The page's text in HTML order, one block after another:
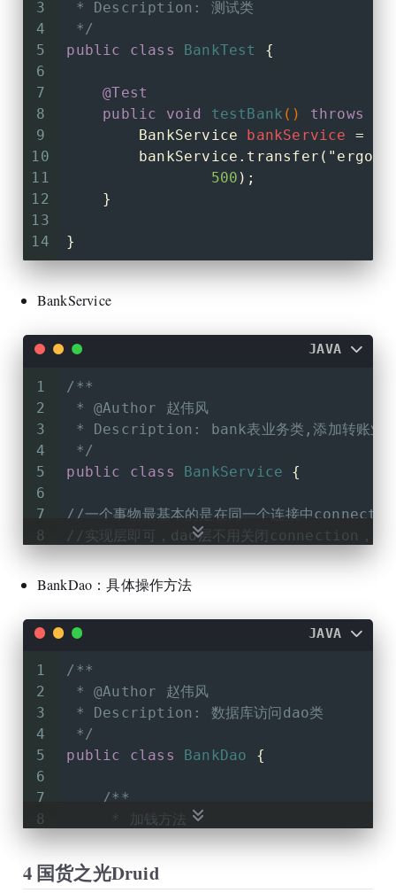
46
47
48
49
50
51
//7.结果集解析
//8.释放资源
    connection.close();
32
33
34
35
36
37
38
39
40
41
42
43
44
47
48
50
51
52
53
54
55
57
59
61
63
64
65
66
67
接下来的其他操作和数据库故障不应该对其有任
// 事务类型
自动提交 : 每条语句自动存储一个事务中,执
手动提交:  手动开启事务,添加语句,手动提交
// sql开启事务方式【事务都在一个连接中】
针对自动提交: 关闭自动提交即可,多条语句
      # 只有当前连接有效
      # 编写SQL语句即可
      SQL
      #手动提交或者回滚 【结束当前的事务】
手动开启事务: 开启事务代码,添加SQL语句,
// 呼应jdbc技术
    connection.setAutoCommit(
//connection.setAutoCommit(false)
//注意,只要当前connection对象,进行数据
//statement - 单一的数据库动作 c
    connection.commit();
  }
catch(Execption e){
    connection.rollback();
  }
3
4
5
6
7
8
9
10
11
12
13
14
* Description: 测试类
*/
public
class BankTest {
@Test
public
void testBank () throws
BankService
bankService =
        bankService.transfer(
500 );
    }
}
BankService
JAVA
1
2
3
4
5
6
7
8
10
12
13
14
15
16
17
18
19
20
21
22
24
/**
* @Author 赵伟风
* Description: bank表业务类,添加转账业
*/
public
class BankService {
//一个事物最基本的是在同一个连接中
//实现层即可，dao层不用关闭connection，由
     * 转账业务方法
     *
@param subAccount  减钱账号
     *
     */
public
void
        System.out.println(
        Class.forName(
//获取连接
                                (
BankDao：具体操作方法
JAVA
1
2
3
4
5
6
7
8
9
10
11
/**
* @Author 赵伟风
* Description: 数据库访问dao类
*/
public
class BankDao {
/**
     * 加钱方法
     *
@param account
     *
     *
@param
4 国货之光Druid